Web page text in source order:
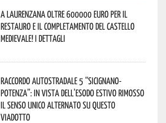
A Laurenzana oltre 600000 euro per il
restauro e il completamento del Castello
Medievale! I dettagli
Raccordo Autostradale 5 “Sicignano-
Potenza”: in vista dell’esodo estivo rimosso
il senso unico alternato su questo
viadotto